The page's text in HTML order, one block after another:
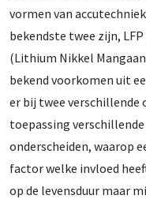
vormen van
bekendste twee zijn,
(Lithium Nikkel
bekend voorkomen uit
er bij twee verschillende
toepassing
onderscheiden, waarop
factor welke invloed
op de levensduur maar